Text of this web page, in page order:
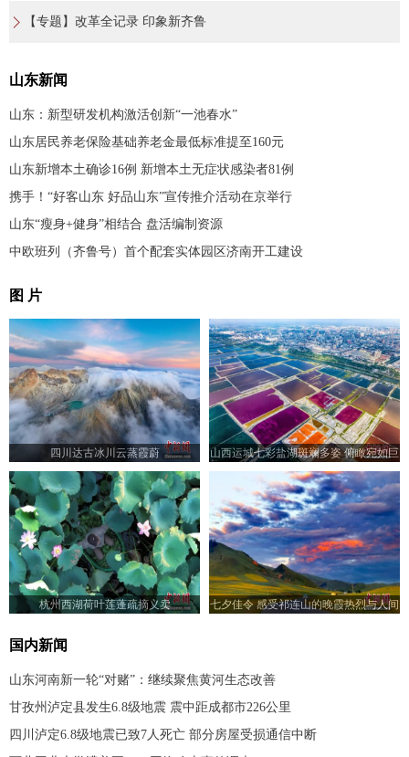
【专题】改革全记录 印象新齐鲁
山东新闻
山东：新型研发机构激活创新“一池春水”
山东居民养老保险基础养老金最低标准提至160元
山东新增本土确诊16例 新增本土无症状感染者81例
携手！“好客山东 好品山东”宣传推介活动在京举行
山东“瘦身+健身”相结合 盘活编制资源
中欧班列（齐鲁号）首个配套实体园区济南开工建设
图 片
四川达古冰川云蒸霞蔚
山西运城七彩盐湖斑斓多姿 俯瞰宛如巨
型调色板
杭州西湖荷叶莲蓬疏摘义卖
七夕佳令 感受祁连山的晚霞热烈与人间
国内新闻
山东河南新一轮“对赌”：继续聚焦黄河生态改善
甘孜州泸定县发生6.8级地震 震中距成都市226公里
四川泸定6.8级地震已致7人死亡 部分房屋受损通信中断